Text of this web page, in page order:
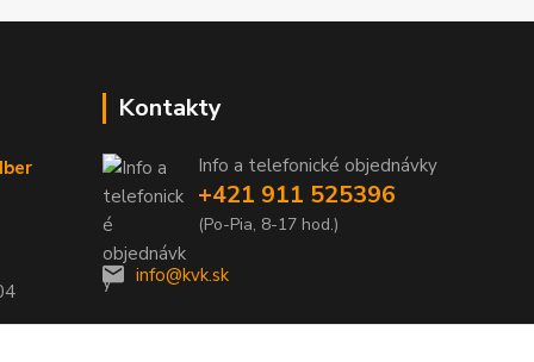
Kontakty
Info a telefonické objednávky
+421 911 525396
(Po-Pia, 8-17 hod.)
info@kvk.sk